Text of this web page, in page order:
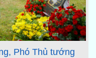
Phó Thủ tướng